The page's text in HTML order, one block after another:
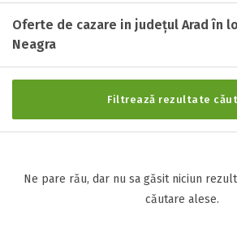
Oferte de cazare in județul Arad în
Neagra
Filtrează rezultate
Neclasificat
1 stea / margareta
3 stele / margarete
4 stele / margarete
Selecteaza pretul
Ne pare rău, dar nu sa găsit niciun
căutare alese.